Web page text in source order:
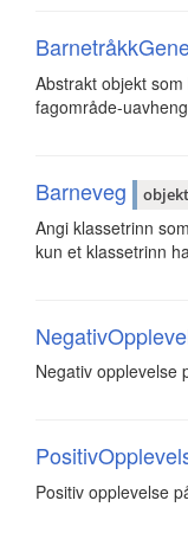
Abstrakt objekt
fagområde-
Barneveg
Angi klassetrinn
kun et klassetrinn
Negativ opplevelse
Positiv opplevelse